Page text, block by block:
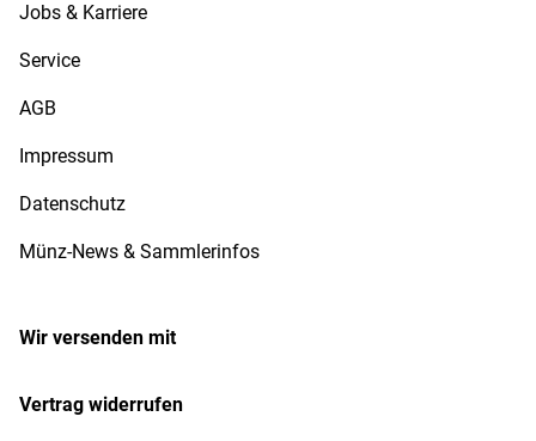
Jobs & Karriere
Service
AGB
Impressum
Datenschutz
Münz-News & Sammlerinfos
Wir versenden mit
Vertrag widerrufen